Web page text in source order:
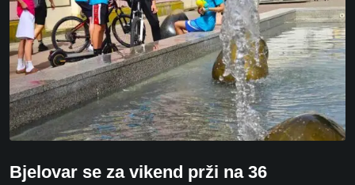
Bjelovar se za vikend prži na 36